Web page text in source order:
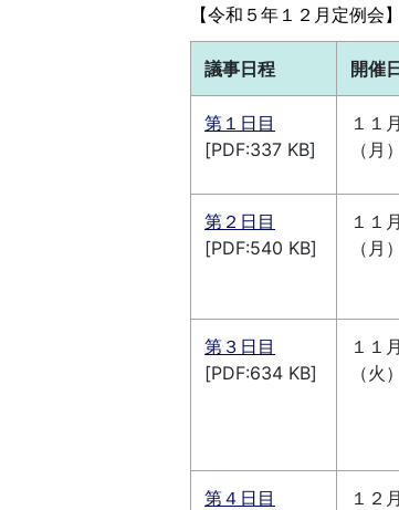
【令和５年１２月定例会】
議事日程 開催
第１日目
[PDF:337 KB]
１１
（月）
第２日目
[PDF:540 KB]
１１
（月）
第３日目
[PDF:634 KB]
１１
（火）
第４日目
１２